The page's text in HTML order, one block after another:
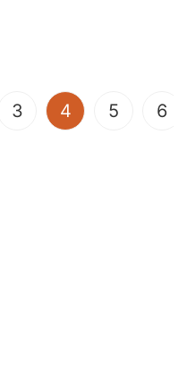
3 4(current)
5 6